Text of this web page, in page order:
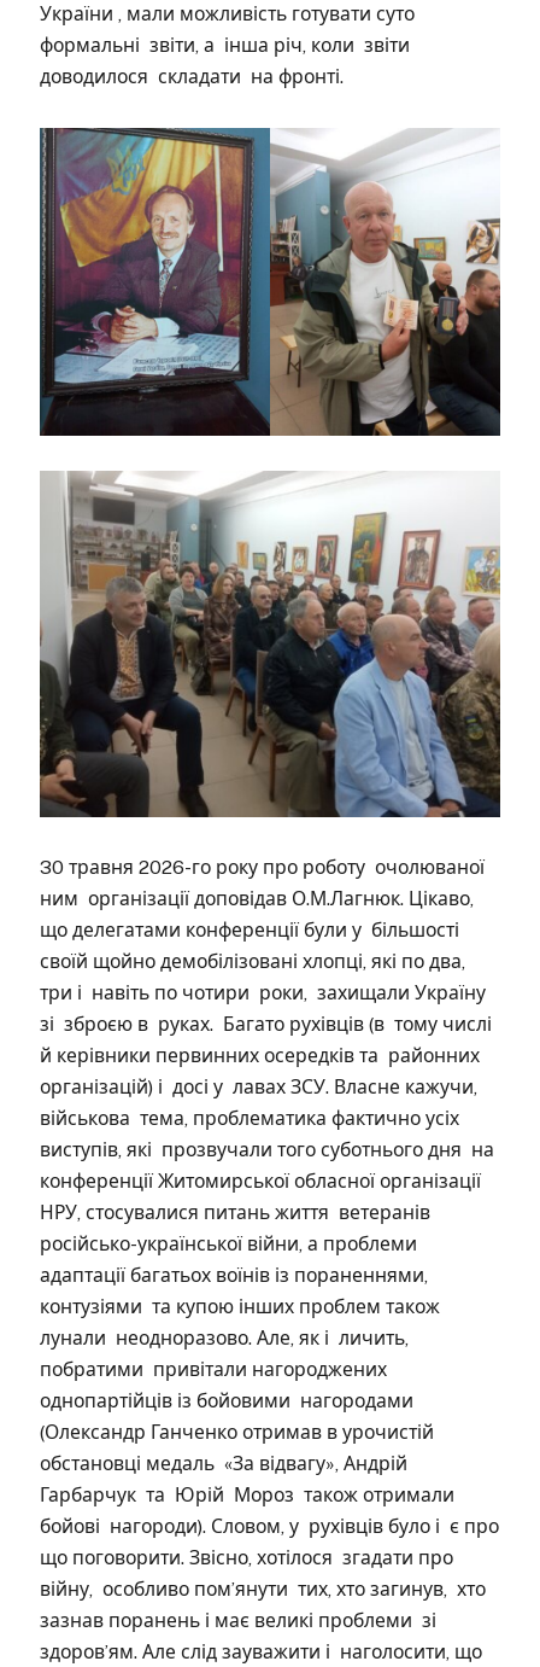
України , мали можливість готувати суто
формальні звіти, а інша річ, коли звіти
доводилося складати на фронті.
30 травня 2026-го року про роботу очолюваної
ним організації доповідав О.М.Лагнюк. Цікаво,
що делегатами конференції були у більшості
своїй щойно демобілізовані хлопці, які по два,
три і навіть по чотири роки, захищали Україну
зі зброєю в руках. Багато рухівців (в тому числі
й керівники первинних осередків та районних
організацій) і досі у лавах ЗСУ. Власне кажучи,
військова тема, проблематика фактично усіх
виступів, які прозвучали того суботнього дня на
конференції Житомирської обласної організації
НРУ, стосувалися питань життя ветеранів
російсько-української війни, а проблеми
адаптації багатьох воїнів із пораненнями,
контузіями та купою інших проблем також
лунали неодноразово. Але, як і личить,
побратими привітали нагороджених
однопартійців із бойовими нагородами
(Олександр Ганченко отримав в урочистій
обстановці медаль «За відвагу», Андрій
Гарбарчук та Юрій Мороз також отримали
бойові нагороди). Словом, у рухівців було і є про
що поговорити. Звісно, хотілося згадати про
війну, особливо пом’янути тих, хто загинув, хто
зазнав поранень і має великі проблеми зі
здоров’ям. Але слід зауважити і наголосити, що